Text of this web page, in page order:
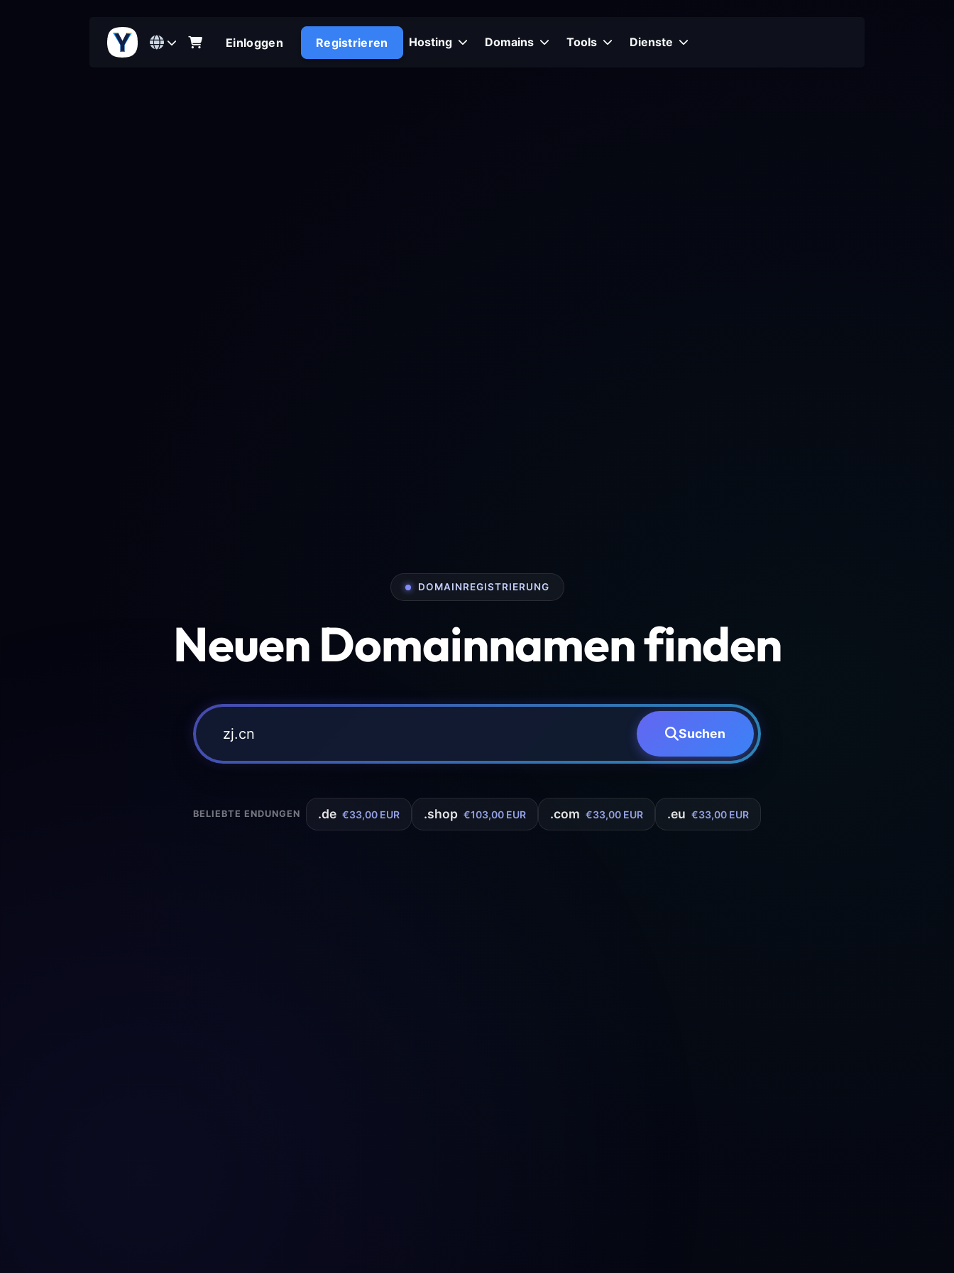
Einloggen Registrieren Hosting Domains Tools Dienste
DOMAINREGISTRIERUNG
Neuen Domainnamen finden
Suchen
BELIEBTE ENDUNGEN .de €33,00 EUR .shop €103,00 EUR .com €33,00 EUR .eu €33,00 EUR